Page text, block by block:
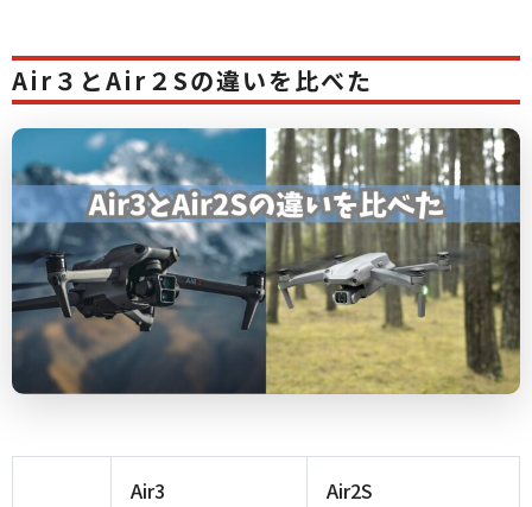
Air３とAir２Sの違いを比べた
Air3 Air2S